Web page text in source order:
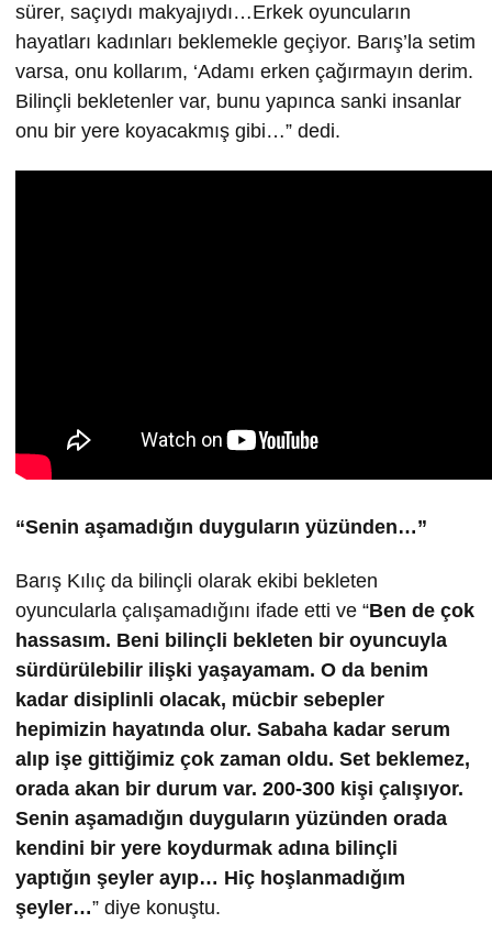
sürer, saçıydı makyajıydı…Erkek oyuncuların
hayatları kadınları beklemekle geçiyor. Barış’la setim
varsa, onu kollarım, ‘Adamı erken çağırmayın derim.
Bilinçli bekletenler var, bunu yapınca sanki insanlar
onu bir yere koyacakmış gibi…” dedi.
“Senin aşamadığın duyguların yüzünden…”
Barış Kılıç da bilinçli olarak ekibi bekleten
oyuncularla çalışamadığını ifade etti ve “Ben de çok
hassasım. Beni bilinçli bekleten bir oyuncuyla
sürdürülebilir ilişki yaşayamam. O da benim
kadar disiplinli olacak, mücbir sebepler
hepimizin hayatında olur. Sabaha kadar serum
alıp işe gittiğimiz çok zaman oldu. Set beklemez,
orada akan bir durum var. 200-300 kişi çalışıyor.
Senin aşamadığın duyguların yüzünden orada
kendini bir yere koydurmak adına bilinçli
yaptığın şeyler ayıp… Hiç hoşlanmadığım
şeyler…” diye konuştu.